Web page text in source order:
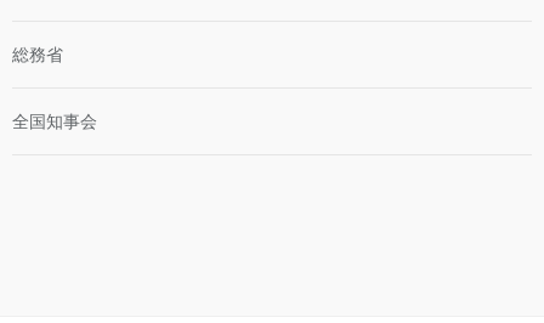
総務省
全国知事会